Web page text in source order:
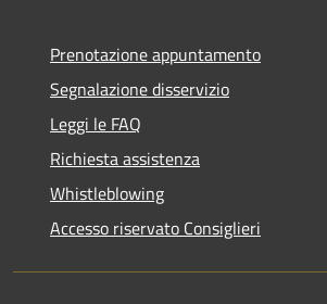
Prenotazione appuntamento
Segnalazione disservizio
Leggi le FAQ
Richiesta assistenza
Whistleblowing
Accesso riservato Consiglieri